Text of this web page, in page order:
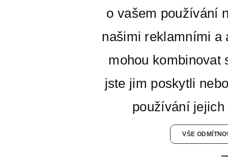
o vašem používání
našimi reklamními a
mohou kombinovat
jste jim poskytli
používání
VŠE